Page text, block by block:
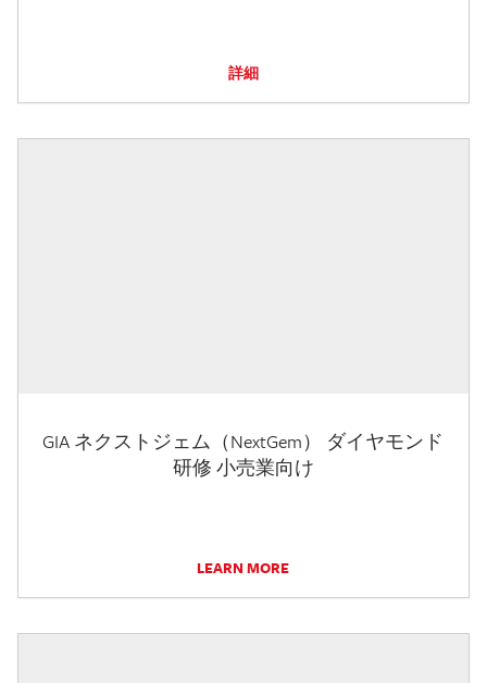
詳細
GIA ネクストジェム（NextGem） ダイヤモンド
研修 小売業向け
LEARN MORE